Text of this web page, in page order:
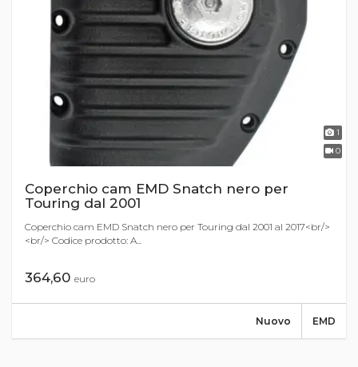
1
0
Coperchio cam EMD Snatch nero per
Touring dal 2001
Coperchio cam EMD Snatch nero per Touring dal 2001 al 2017<br/>
<br/> Codice prodotto: A...
364,60 euro
EMD
Nuovo